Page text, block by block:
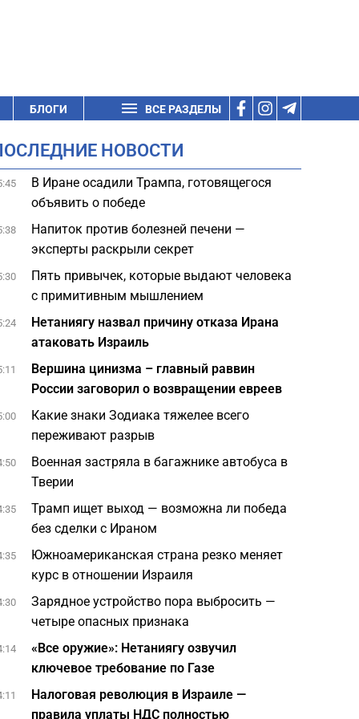
БЛОГИ ВСЕ РАЗДЕЛЫ
НОВОСТИ
В Иране осадили Трампа, готовящегося
объявить о победе
Напиток против болезней печени —
эксперты раскрыли секрет
Пять привычек, которые выдают человека
с примитивным мышлением
Нетаниягу назвал причину отказа Ирана
атаковать Израиль
Вершина цинизма – главный раввин
России заговорил о возвращении евреев
Какие знаки Зодиака тяжелее всего
переживают разрыв
Военная застряла в багажнике автобуса в
Тверии
Трамп ищет выход — возможна ли победа
без сделки с Ираном
Южноамериканская страна резко меняет
курс в отношении Израиля
Зарядное устройство пора выбросить —
четыре опасных признака
«Все оружие»: Нетаниягу озвучил
ключевое требование по Газе
Налоговая революция в Израиле —
правила уплаты НДС полностью